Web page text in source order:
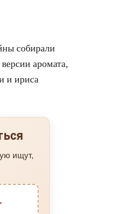
собирали
аромата,
и ириса
ищут,